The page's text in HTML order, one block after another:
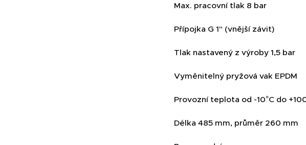
Max. pracovní tlak 8 bar
Přípojka G 1" (vnější závit)
Tlak nastavený z výroby 1,5 bar
Vyměnitelný pryžová vak EPDM
Provozní teplota od -10°C do
Délka 485 mm, průměr 260 mm